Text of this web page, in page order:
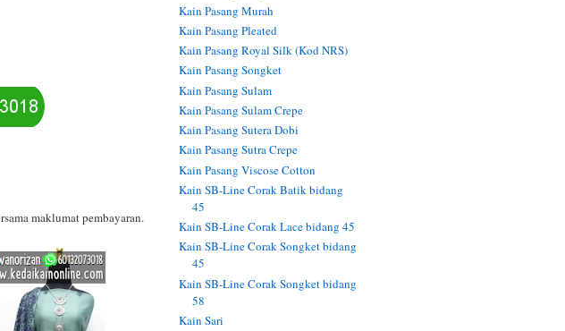
maklumat pembayaran.
Kain Pasang Murah
Kain Pasang Pleated
Kain Pasang Royal Silk (Kod NRS)
Kain Pasang Songket
Kain Pasang Sulam
Kain Pasang Sulam Crepe
Kain Pasang Sutera Dobi
Kain Pasang Sutra Crepe
Kain Pasang Viscose Cotton
Kain SB-Line Corak Batik bidang
45
Kain SB-Line Corak Lace bidang 45
Kain SB-Line Corak Songket bidang
45
Kain SB-Line Corak Songket bidang
58
Kain Sari